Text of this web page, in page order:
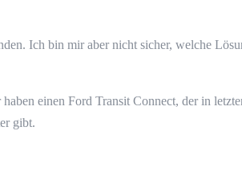
Ich bin mir aber nicht sicher, welche
einen Ford Transit Connect, der in
gibt.